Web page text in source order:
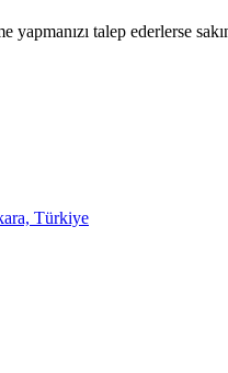
yapmanızı talep ederlerse
Türkiye